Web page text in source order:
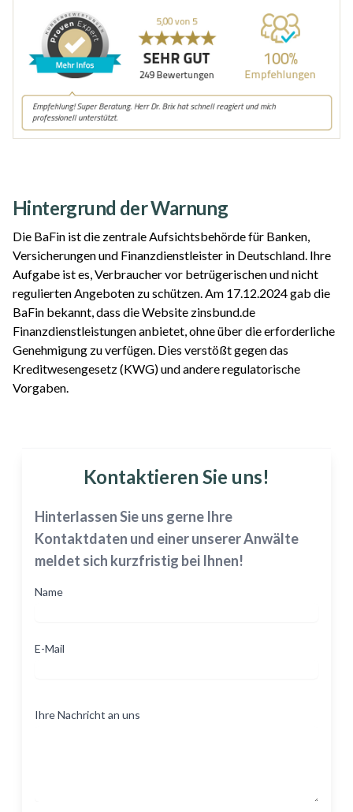
Hintergrund der Warnung
Die BaFin ist die zentrale Aufsichtsbehörde für Banken,
Versicherungen und Finanzdienstleister in Deutschland. Ihre
Aufgabe ist es, Verbraucher vor betrügerischen und nicht
regulierten Angeboten zu schützen. Am 17.12.2024 gab die
BaFin bekannt, dass die Website zinsbund.de
Finanzdienstleistungen anbietet, ohne über die erforderliche
Genehmigung zu verfügen. Dies verstößt gegen das
Kreditwesengesetz (KWG) und andere regulatorische
Vorgaben.
Kontaktieren Sie uns!
Hinterlassen Sie uns gerne Ihre
Kontaktdaten und einer unserer Anwälte
meldet sich kurzfristig bei Ihnen!
Name
E-Mail
Ihre Nachricht an uns